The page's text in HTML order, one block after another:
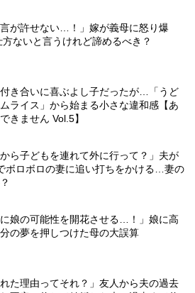
言が許せない…！」嫁が義母に怒り爆
ないと言うけれど諦めるべき？
き合いに喜ぶよし子だったが…「うど
ライス」から始まる小さな違和感【あ
きません Vol.5】
から子どもを連れて外に行って？」夫が
ボロボロの妻に追い打ちをかける…妻の
に娘の可能性を開花させる…！」娘に高
の夢を押しつけた母の大誤算
れた理由ってそれ？」友人から夫の過去